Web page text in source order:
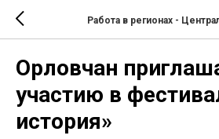
Работа в регионах -
Орловчан
участию в
история»